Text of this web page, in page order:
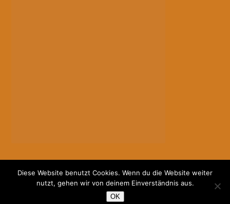
Diese Website benutzt Cookies. Wenn du die Website weiter
nutzt, gehen wir von deinem Einverständnis aus.
OK